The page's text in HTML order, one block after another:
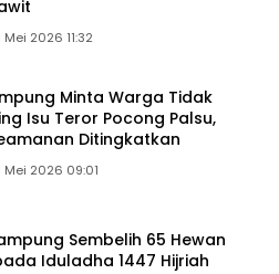
2026 11:32
Minta Warga Tidak
Isu Teror Pocong Palsu,
Ditingkatkan
Mei 2026 09:01
Sembelih 65 Hewan
Iduladha 1447 Hijriah